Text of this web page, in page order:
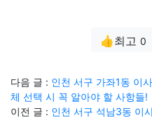
👍최고 0
다음 글 : 인천 서구 가좌1동 이
체 선택 시 꼭 알아야 할 사항들!
이전 글 : 인천 서구 석남3동 이